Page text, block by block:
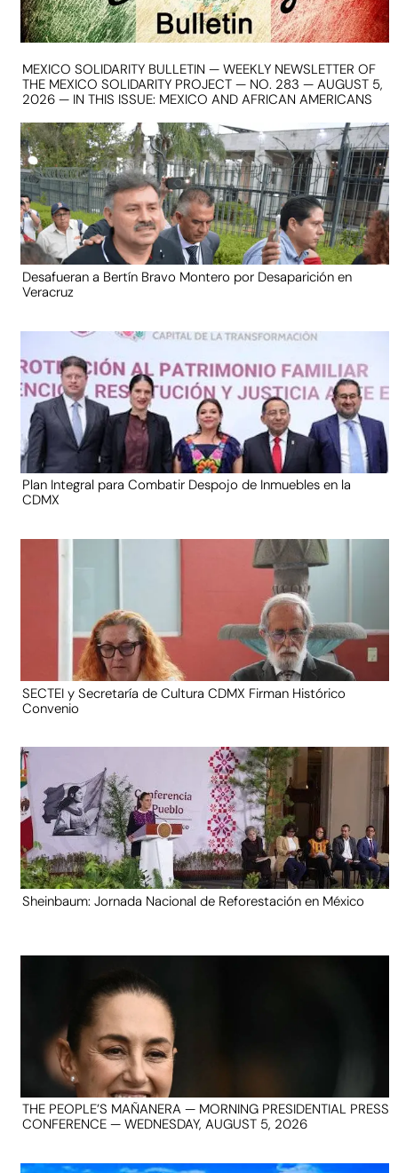
MEXICO SOLIDARITY BULLETIN — WEEKLY NEWSLETTER OF
THE MEXICO SOLIDARITY PROJECT — NO. 283 — AUGUST 5,
2026 — IN THIS ISSUE: MEXICO AND AFRICAN AMERICANS
Desafueran a Bertín Bravo Montero por Desaparición en
Veracruz
Plan Integral para Combatir Despojo de Inmuebles en la
CDMX
SECTEI y Secretaría de Cultura CDMX Firman Histórico
Convenio
Sheinbaum: Jornada Nacional de Reforestación en México
THE PEOPLE’S MAÑANERA — MORNING PRESIDENTIAL PRESS
CONFERENCE — WEDNESDAY, AUGUST 5, 2026